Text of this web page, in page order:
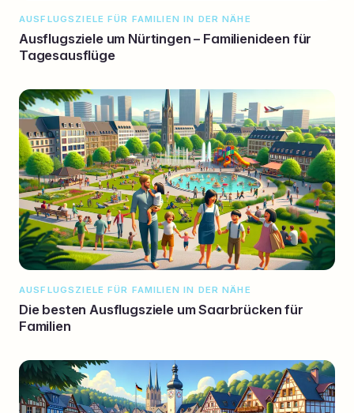
AUSFLUGSZIELE FÜR FAMILIEN IN DER NÄHE
Ausflugsziele um Nürtingen – Familienideen für
Tagesausflüge
AUSFLUGSZIELE FÜR FAMILIEN IN DER NÄHE
Die besten Ausflugsziele um Saarbrücken für
Familien